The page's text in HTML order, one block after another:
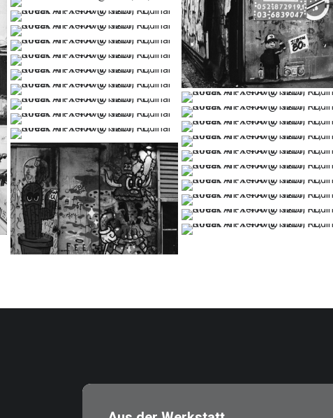
…
…
…
…
…
…
…
…
…
…
…
…
…
…
…
…
…
…